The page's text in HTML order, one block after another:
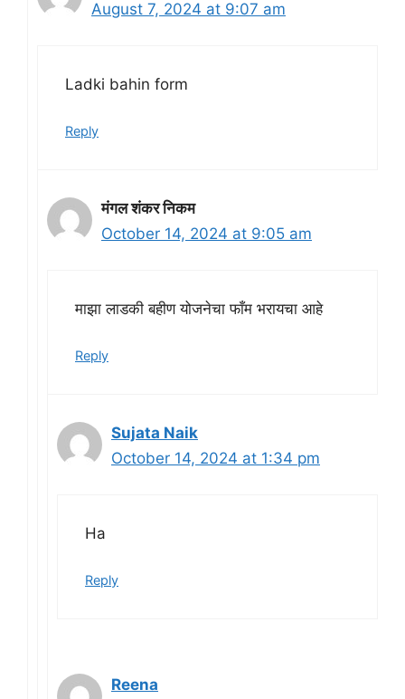
August 7, 2024 at 9:07 am
Ladki bahin form
Reply
मंगल शंकर निकम
October 14, 2024 at 9:05 am
माझा लाडकी बहीण योजनेचा फाँम भरायचा आहे
Reply
Sujata Naik
October 14, 2024 at 1:34 pm
Ha
Reply
Reena